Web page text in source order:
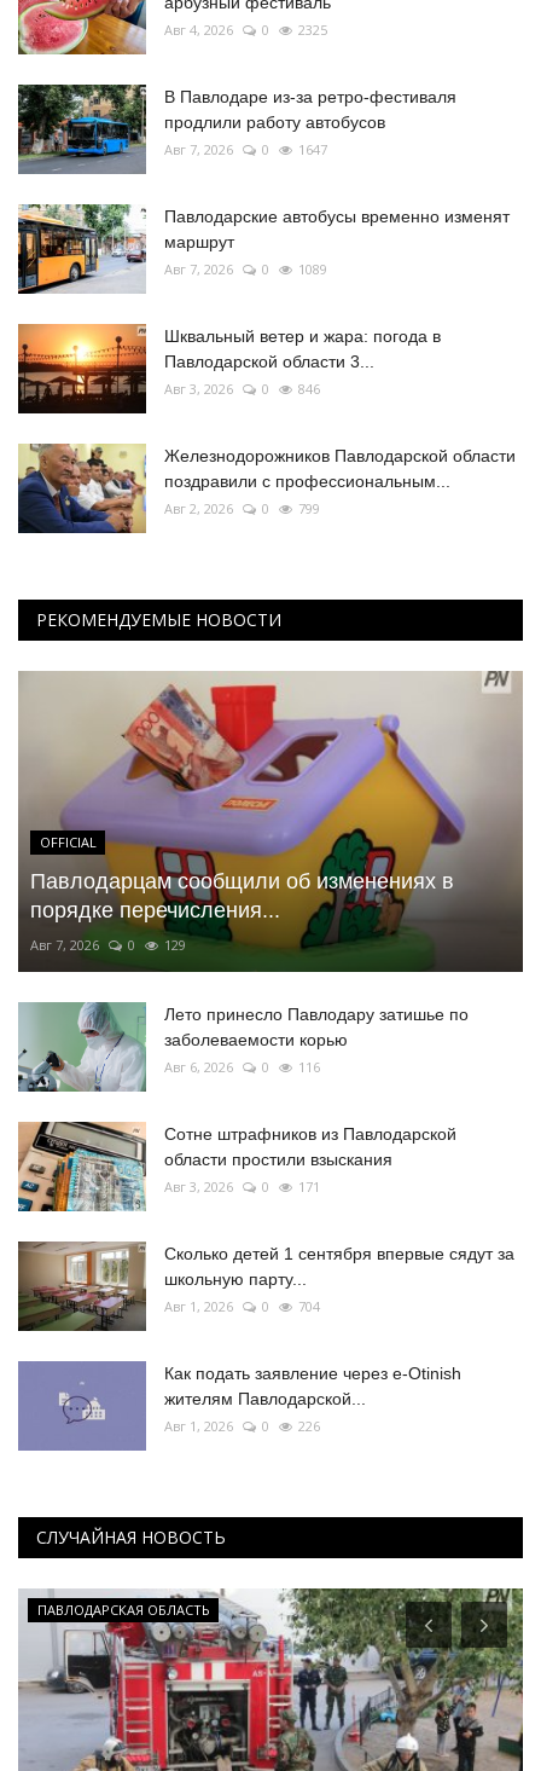
Авг 4, 2026 0 2325
В Павлодаре из-за ретро-фестиваля
продлили работу автобусов
Авг 7, 2026 0 1647
Павлодарские автобусы временно изменят
маршрут
Авг 7, 2026 0 1089
Шквальный ветер и жара: погода в
Павлодарской области 3...
Авг 3, 2026 0 846
Железнодорожников Павлодарской области
поздравили с профессиональным...
Авг 2, 2026 0 799
РЕКОМЕНДУЕМЫЕ НОВОСТИ
OFFICIAL
Павлодарцам сообщили об изменениях в
порядке перечисления...
Авг 7, 2026 0 129
Лето принесло Павлодару затишье по
заболеваемости корью
Авг 6, 2026 0 116
Сотне штрафников из Павлодарской
области простили взыскания
Авг 3, 2026 0 171
Сколько детей 1 сентября впервые сядут за
школьную парту...
Авг 1, 2026 0 704
Как подать заявление через e-Otinish
жителям Павлодарской...
Авг 1, 2026 0 226
СЛУЧАЙНАЯ НОВОСТЬ
ПАВЛОДАРСКАЯ ОБЛАСТЬ